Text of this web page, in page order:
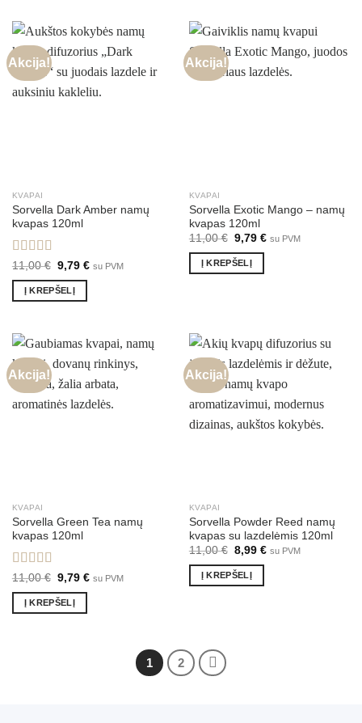
Akcija!
KVAPAI
Sorvella Dark Amber namų
kvapas 120ml
Įvertinimas:
5.00iš 5
11,00€ Original
was:
11,00 €.
9,79 €Current
su PVM
Į KREPŠELĮ
Akcija!
KVAPAI
Sorvella Exotic Mango – namų
kvapas 120ml
11,00€ Original
was:
11,00 €.
9,79 €Current
su PVM
Į KREPŠELĮ
Akcija!
KVAPAI
Sorvella Green Tea namų
kvapas 120ml
Įvertinimas:
5.00iš 5
11,00€ Original
was:
11,00 €.
9,79 €Current
su PVM
Į KREPŠELĮ
Akcija!
KVAPAI
Sorvella Powder Reed namų
kvapas su lazdelėmis 120ml
11,00€ Original
was:
11,00 €.
8,99 €Current
su PVM
Į KREPŠELĮ
1 2